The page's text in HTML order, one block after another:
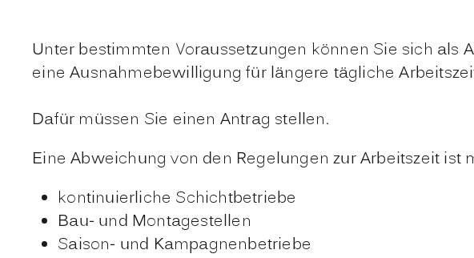
Unter bestimmten Voraussetzungen können Sie sich
eine Ausnahmebewilligung für längere tägliche
Dafür müssen Sie einen Antrag stellen.
Eine Abweichung von den Regelungen zur Arbeitszeit ist
kontinuierliche Schichtbetriebe
Bau- und Montagestellen
Saison- und Kampagnenbetriebe